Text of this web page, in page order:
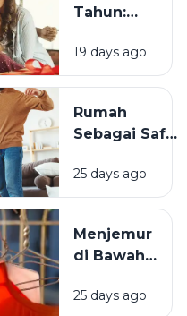
Tahun:
Momen
Bertambah
Terasa
Istimewa?
19 days ago
Rumah
Sebagai Safe
Mengapa
Lingkungan
Tinggal yang
Bersih
Kesejahteraan
25 days ago
Menjemur
di Bawah
atau Di
25 days ago